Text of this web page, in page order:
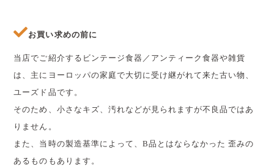
お買い求めの前に
当店でご紹介するビンテージ食器／アンティーク食器や雑貨
は、主にヨーロッパの家庭で大切に受け継がれて来た古い物、
ユーズド品です。
そのため、小さなキズ、汚れなどが見られますが不良品ではあ
りません。
また、当時の製造基準によって、B品とはならなかった 歪みの
あるものもあります。